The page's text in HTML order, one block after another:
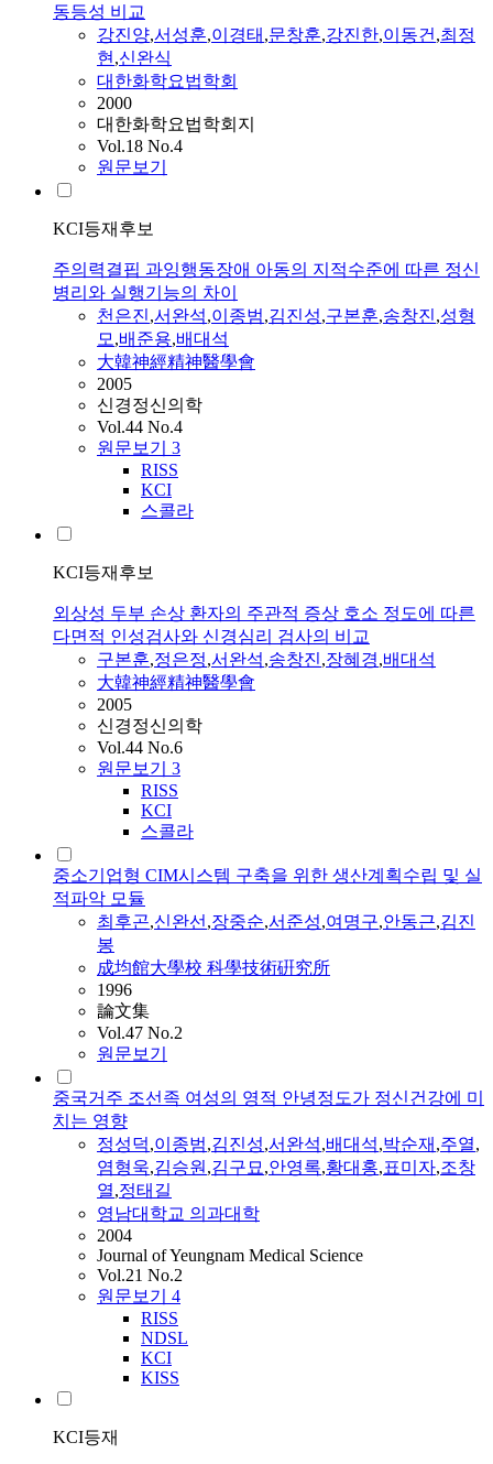
동등성 비교
강진양,서성훈,이경태 ,문창훈,강진한,이동건,최정
현,신완식
대한화학요법학회
2000
대한화학요법학회지
Vol.18 No.4
원문보기
KCI등재후보
주의력결핍 과잉행동장애 아동의 지적수준에 따른 정신
병리와 실행기능의 차이
천은진,서완석,이종범,김진성,구본훈,송창진,성형
모,배준용,배대석
大韓神經精神醫學會
2005
신경정신의학
Vol.44 No.4
원문보기 3
RISS
KCI
스콜라
KCI등재후보
외상성 두부 손상 환자의 주관적 증상 호소 정도에 따른
다면적 인성검사와 신경심리 검사의 비교
구본훈,정은정,서완석,송창진,장혜경,배대석
大韓神經精神醫學會
2005
신경정신의학
Vol.44 No.6
원문보기 3
RISS
KCI
스콜라
중소기업형 CIM시스템 구축을 위한 생산계획수립 및 실
적파악 모듈
최후곤,신완선,장중순,서준성,여명구,안동근,김진
봉
成均館大學校 科學技術硏究所
1996
論文集
Vol.47 No.2
원문보기
중국거주 조선족 여성의 영적 안녕정도가 정신건강에 미
치는 영향
정성덕,이종범,김진성,서완석,배대석,박순재 ,주열,
염형욱,김승원,김구묘,안영록,황대홍,표미자,조창
열,정태길
영남대학교 의과대학
2004
Journal of Yeungnam Medical Science
Vol.21 No.2
원문보기 4
RISS
NDSL
KCI
KISS
KCI등재